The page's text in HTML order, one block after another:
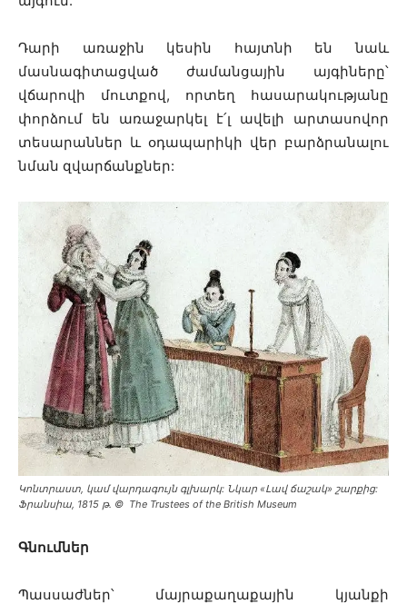
Դարի առաջին կեսին հայտնի են նաև
մասնագիտացված ժամանցային այգիները՝
վճարովի մուտքով, որտեղ հասարակությանը
փորձում են առաջարկել է՛լ ավելի արտասովոր
տեսարաններ և օդապարիկի վեր բարձրանալու
նման զվարճանքներ:
Կոնտրաստ, կամ վարդագույն գլխարկ: Նկար «Լավ ճաշակ» շարքից:
Ֆրանսիա, 1815 թ․ © The Trustees of the British Museum
Գնումներ
Պասսաժներ՝ մայրաքաղաքային կյանքի